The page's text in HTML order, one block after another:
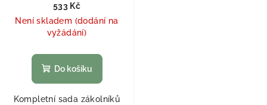
533 Kč
Není skladem (dodání na
vyžádání)
Do košíku
Kompletní sada zákolníků